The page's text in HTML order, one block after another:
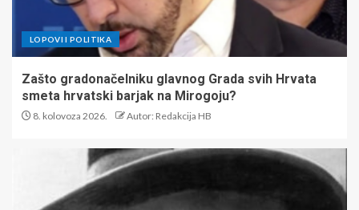
LOPOVI I POLITIKA
Zašto gradonačelniku glavnog Grada svih Hrvata
smeta hrvatski barjak na Mirogoju?
8. kolovoza 2026. Autor: Redakcija HB